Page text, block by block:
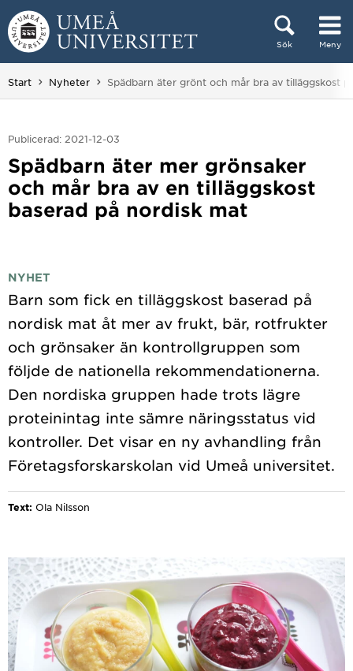
Hoppa direkt till innehållet
Sök Meny
Huvudmenyn dold.
Start Nyheter Du är här:
Spädbarn äter grönt och mår bra av tilläggskost
Publicerad: 2021-12-03
Spädbarn äter mer grönsaker
och mår bra av en tilläggskost
baserad på nordisk mat
NYHET
Barn som fick en tilläggskost baserad på
nordisk mat åt mer av frukt, bär, rotfrukter
och grönsaker än kontrollgruppen som
följde de nationella rekommendationerna.
Den nordiska gruppen hade trots lägre
proteinintag inte sämre näringsstatus vid
kontroller. Det visar en ny avhandling från
Text: Ola Nilsson